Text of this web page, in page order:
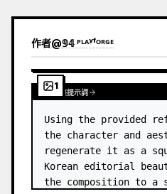
作者@𝟡𝟜 ᴾᴸᴬʸᶠᴼᴿᴳᴱ
1
查看完整提示詞
Using the provided
the character and
regenerate it as a
Korean editorial
the composition to